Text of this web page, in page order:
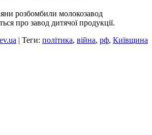
розбомбили молокозавод
про завод дитячої продукції.
| Теги: політика, війна, рф, Київщина